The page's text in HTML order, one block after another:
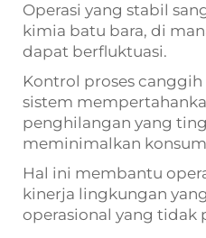
Operasi yang stabil
kimia batu bara, di
dapat berfluktuasi.
Kontrol proses
sistem
penghilangan yang
meminimalkan
Hal ini membantu
kinerja lingkungan
operasional yang tidak